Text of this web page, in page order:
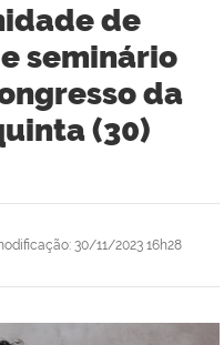
de
seminário
da
(30)
: 30/11/2023 16h28